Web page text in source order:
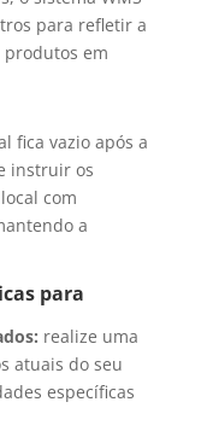
para refletir a
produtos em
fica vazio após a
instruir os
com
a
para
realize uma
atuais do seu
específicas